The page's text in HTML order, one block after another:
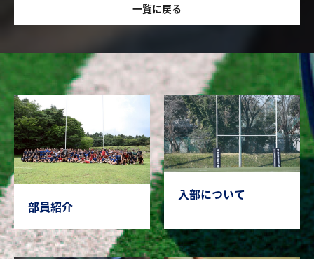
一覧に戻る
部員紹介
入部について